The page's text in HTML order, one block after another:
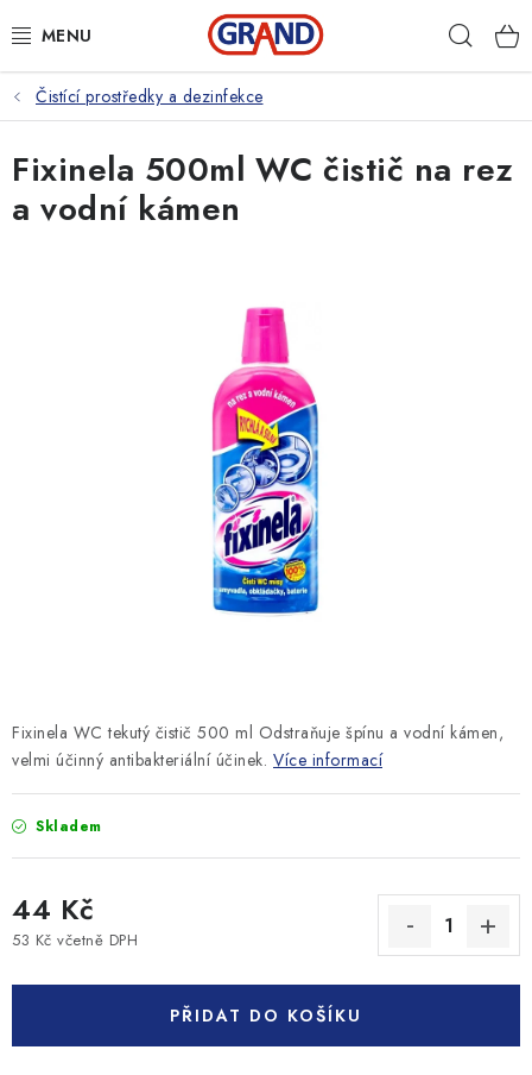
na
AKČNÍ NABÍDKA
PRACOVNÍ OBUV
PRACOVNÍ RUKAVICE
MONTÁŽNÍ A STAVEBNÍ CHEMIE
Čistící prostředky a dezinfekce
Fixinela WC tekutý čistič 500 ml Odstraňuje špínu a vodní kámen,
velmi účinný antibakteriální účinek. Více informací
Skladem
44 Kč
53 Kč včetně DPH
PŘIDAT DO KOŠÍKU
Fixinela 500ml WC čistič na rez
a vodní kámen